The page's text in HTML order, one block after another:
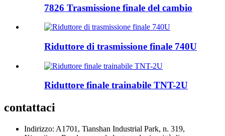
7826 Trasmissione finale del cambio
Riduttore di trasmissione finale 740U
Riduttore finale trainabile TNT-2U
contattaci
Indirizzo: A1701, Tianshan Industrial Park, n. 319,